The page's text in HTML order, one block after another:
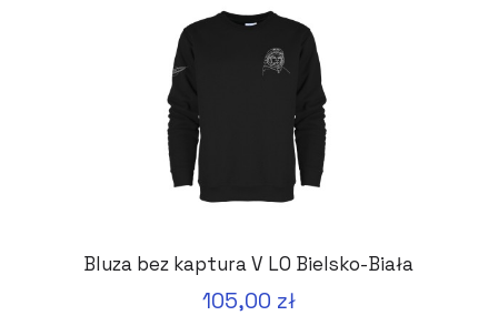
Bluza bez kaptura V LO Bielsko-Biała
105,00 zł